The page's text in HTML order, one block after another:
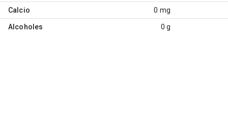
Calcio 0 mg
Alcoholes 0 g